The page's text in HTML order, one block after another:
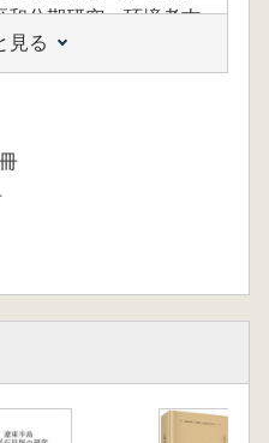
和分期研究、环境考古
题。书后附有马桥文化
的全部目录,便于研究
見る